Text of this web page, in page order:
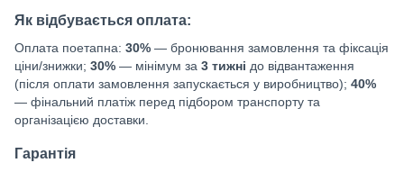
Як відбувається оплата:
Оплата поетапна: 30% — бронювання замовлення та фіксація
ціни/знижки; 30% — мінімум за 3 тижні до відвантаження
(після оплати замовлення запускається у виробництво); 40%
— фінальний платіж перед підбором транспорту та
організацією доставки.
Гарантія